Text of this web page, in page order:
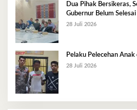
Dua Pihak Bersikeras,
Gubernur Belum Selesai
28 Juli 2026
Pelaku Pelecehan
28 Juli 2026